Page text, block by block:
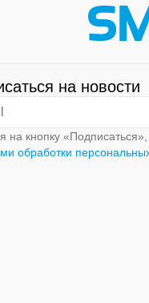
на новости
на кнопку
обработки